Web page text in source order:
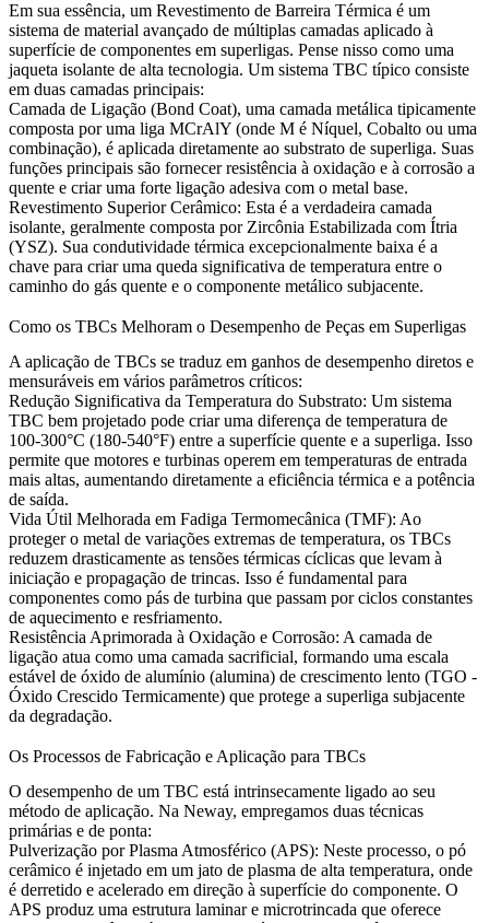
Em sua essência, um Revestimento de Barreira Térmica é um
sistema de material avançado de múltiplas camadas aplicado à
superfície de componentes em superligas. Pense nisso como uma
jaqueta isolante de alta tecnologia. Um sistema TBC típico consiste
em duas camadas principais:
Camada de Ligação (Bond Coat), uma camada metálica tipicamente
composta por uma liga MCrAlY (onde M é Níquel, Cobalto ou uma
combinação), é aplicada diretamente ao substrato de superliga. Suas
funções principais são fornecer resistência à oxidação e à corrosão a
quente e criar uma forte ligação adesiva com o metal base.
Revestimento Superior Cerâmico: Esta é a verdadeira camada
isolante, geralmente composta por Zircônia Estabilizada com Ítria
(YSZ). Sua condutividade térmica excepcionalmente baixa é a
chave para criar uma queda significativa de temperatura entre o
caminho do gás quente e o componente metálico subjacente.
Como os TBCs Melhoram o Desempenho de Peças em Superligas
A aplicação de TBCs se traduz em ganhos de desempenho diretos e
mensuráveis em vários parâmetros críticos:
Redução Significativa da Temperatura do Substrato: Um sistema
TBC bem projetado pode criar uma diferença de temperatura de
100-300°C (180-540°F) entre a superfície quente e a superliga. Isso
permite que motores e turbinas operem em temperaturas de entrada
mais altas, aumentando diretamente a eficiência térmica e a potência
de saída.
Vida Útil Melhorada em Fadiga Termomecânica (TMF): Ao
proteger o metal de variações extremas de temperatura, os TBCs
reduzem drasticamente as tensões térmicas cíclicas que levam à
iniciação e propagação de trincas. Isso é fundamental para
componentes como pás de turbina que passam por ciclos constantes
de aquecimento e resfriamento.
Resistência Aprimorada à Oxidação e Corrosão: A camada de
ligação atua como uma camada sacrificial, formando uma escala
estável de óxido de alumínio (alumina) de crescimento lento (TGO -
Óxido Crescido Termicamente) que protege a superliga subjacente
da degradação.
Os Processos de Fabricação e Aplicação para TBCs
O desempenho de um TBC está intrinsecamente ligado ao seu
método de aplicação. Na Neway, empregamos duas técnicas
primárias e de ponta:
Pulverização por Plasma Atmosférico (APS): Neste processo, o pó
cerâmico é injetado em um jato de plasma de alta temperatura, onde
é derretido e acelerado em direção à superfície do componente. O
APS produz uma estrutura laminar e microtrincada que oferece